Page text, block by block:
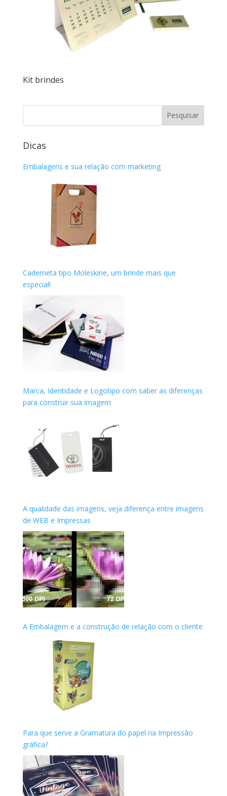
Kit brindes
Dicas
Embalagens e sua relação com marketing
Caderneta tipo Moleskine, um brinde mais que
especial!
Marca, Identidade e Logotipo com saber as diferenças
para construir sua imagem
A qualidade das imagens, veja diferença entre imagens
de WEB e Impressas
A Embalagem e a construção de relação com o cliente
Para que serve a Gramatura do papel na Impressão
gráfica?